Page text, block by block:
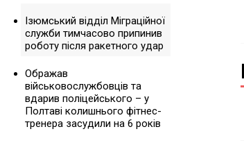
Ізюмський відділ Міграційної
служби тимчасово припинив
роботу після ракетного удар
Ображав
військовослужбовців та
вдарив поліцейського – у
Полтаві колишнього фітнес-
тренера засудили на 6 років